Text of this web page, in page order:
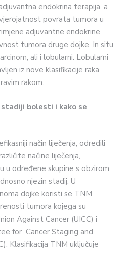
endokrina terapija, a
povrata tumora u
adjuvantne endokrine
tumora druge dojke. In situ
ali i lobularni. Lobularni
iz nove klasifikacije raka
rakom.
stadiji bolesti i kako se
način liječenja, odredili
načine liječenja,
u određene skupine s obzirom
njezin stadij. U
dojke koristi se TNM
tumora kojega su
Against Cancer (UICC) i
for Cancer Staging and
Klasifikacija TNM uključuje